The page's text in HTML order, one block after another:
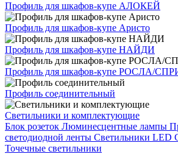
Профиль для шкафов-купе АЛОКЕЙ
Профиль для шкафов-купе Аристо
Профиль для шкафов-купе НАЙДИ
Профиль для шкафов-купе РОСЛА/
Профиль соединительный
Светильники и комплектующие
Блок розеток Люминесцентные лампы
светодиодной ленты Светильники LED
Точечные светильники